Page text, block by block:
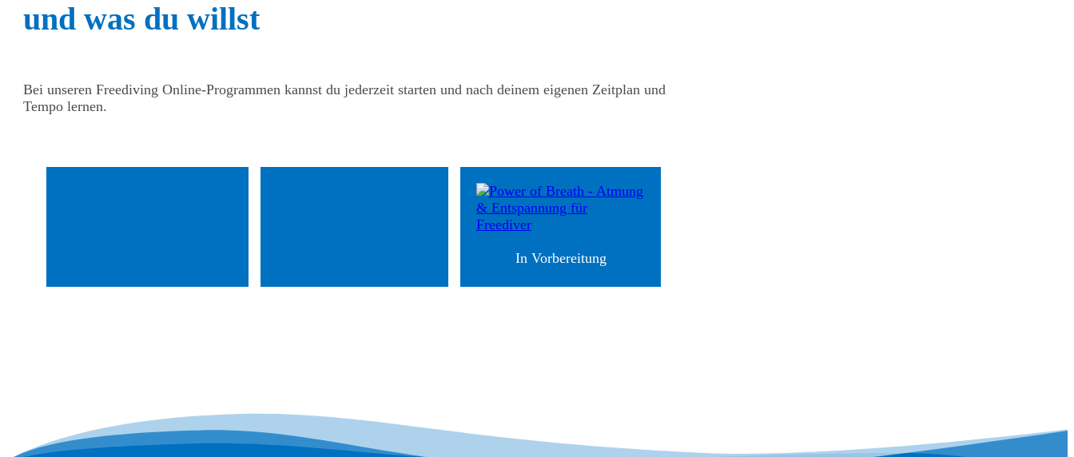
und was du willst
Bei unseren Freediving Online-Programmen kannst du jederzeit starten und nach deinem eigenen Zeitplan und
Tempo lernen.
In Vorbereitung